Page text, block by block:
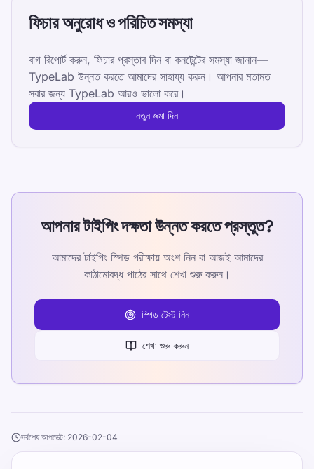
ফিচার অনুরোধ ও পরিচিত সমস্যা
বাগ রিপোর্ট করুন, ফিচার প্রস্তাব দিন বা কনটেন্টের সমস্যা জানান—
TypeLab উন্নত করতে আমাদের সাহায্য করুন। আপনার মতামত
সবার জন্য TypeLab আরও ভালো করে।
নতুন জমা দিন
আপনার টাইপিং দক্ষতা উন্নত করতে প্রস্তুত?
আমাদের টাইপিং স্পিড পরীক্ষায় অংশ নিন বা আজই আমাদের
কাঠামোবদ্ধ পাঠের সাথে শেখা শুরু করুন।
স্পিড টেস্ট নিন
শেখা শুরু করুন
সর্বশেষ আপডেট: 2026-02-04